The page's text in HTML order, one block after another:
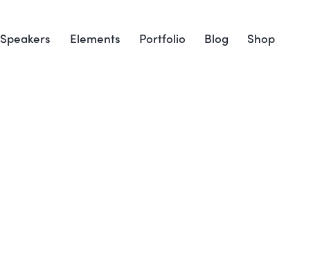
Speakers Elements Portfolio Blog Shop